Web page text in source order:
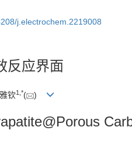
j.electrochem.2219008
反应界面
钦1 *( )